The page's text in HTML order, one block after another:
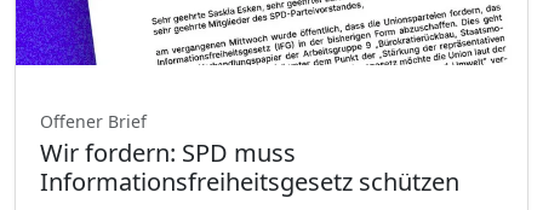
Offener Brief
Wir fordern: SPD muss
Informationsfreiheitsgesetz schützen